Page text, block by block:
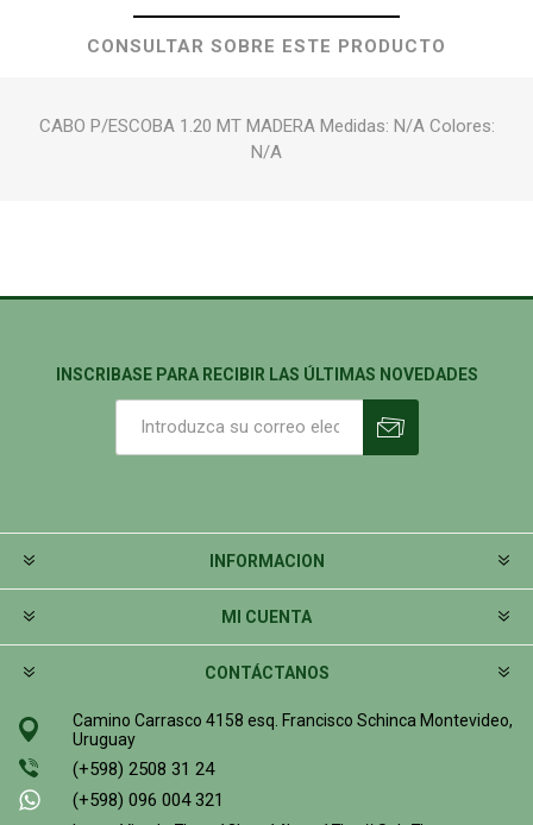
CONSULTAR SOBRE ESTE PRODUCTO
CABO P/ESCOBA 1.20 MT MADERA Medidas: N/A Colores:
N/A
INSCRIBASE PARA RECIBIR LAS ÚLTIMAS NOVEDADES
INFORMACION
MI CUENTA
CONTÁCTANOS
Camino Carrasco 4158 esq. Francisco Schinca Montevideo,
Uruguay
(+598) 2508 31 24
(+598) 096 004 321